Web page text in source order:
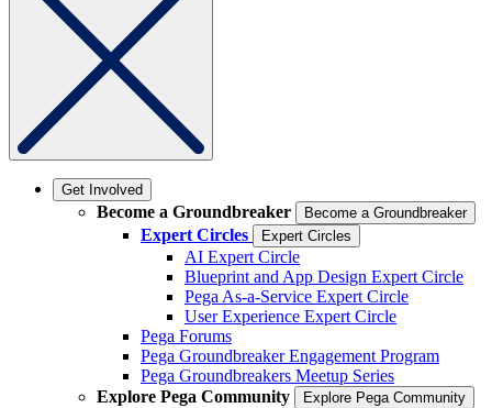
Get Involved
Become a Groundbreaker Become a Groundbreaker
Expert Circles Expert Circles
AI Expert Circle
Blueprint and App Design Expert Circle
Pega As-a-Service Expert Circle
User Experience Expert Circle
Pega Forums
Pega Groundbreaker Engagement Program
Pega Groundbreakers Meetup Series
Explore Pega Community
Explore Pega Community